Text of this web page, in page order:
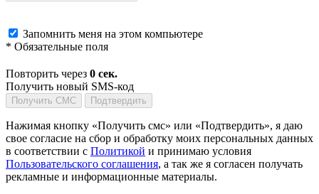
Запомнить меня на этом компьютере
* Обязательные поля
Повторить через 0 сек.
Получить новый SMS-код
Получить СМС Подтвердить
Нажимая кнопку «Получить смс» или «Подтвердить», я даю
свое согласие на сбор и обработку моих персональных данных
в соответствии с Политикой и принимаю условия
Пользовательского соглашения, а так же я согласен получать
рекламные и информационные материалы.